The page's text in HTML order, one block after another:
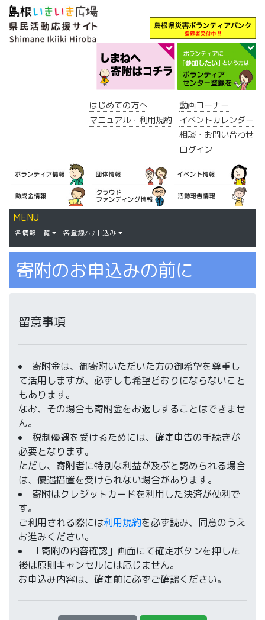
はじめての方へ
マニュアル・利用規約
動画コーナー
イベントカレンダー
相談・お問い合わせ
ログイン
MENU
各情報一覧 各登録/お申込み
寄附のお申込みの前に
留意事項
寄附金は、御寄附いただいた方の御希望を尊重し
て活用しますが、必ずしも希望どおりにならないこと
もあります。
なお、その場合も寄附金をお返しすることはできませ
ん。
税制優遇を受けるためには、確定申告の手続きが
必要となります。
ただし、寄附者に特別な利益が及ぶと認められる場合
は、優遇措置を受けられない場合があります。
寄附はクレジットカードを利用した決済が便利で
す。
ご利用される際には利用規約を必ず読み、同意のうえ
お進みください。
「寄附の内容確認」画面にて確定ボタンを押した
後は原則キャンセルには応じません。
お申込み内容は、確定前に必ずご確認ください。